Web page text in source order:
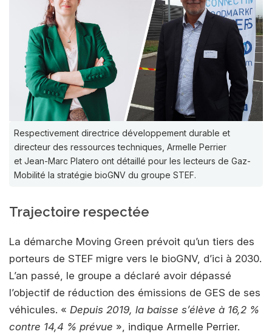
Respectivement directrice développement durable et
directeur des ressources techniques, Armelle Perrier
et Jean-Marc Platero ont détaillé pour les lecteurs de Gaz-
Mobilité la stratégie bioGNV du groupe STEF.
Trajectoire respectée
La démarche Moving Green prévoit qu’un tiers des
porteurs de STEF migre vers le bioGNV, d’ici à 2030.
L’an passé, le groupe a déclaré avoir dépassé
l’objectif de réduction des émissions de GES de ses
véhicules. « Depuis 2019, la baisse s’élève à 16,2 %
contre 14,4 % prévue », indique Armelle Perrier.